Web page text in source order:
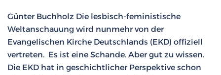
Günter Buchholz Die lesbisch-feministische
Weltanschauung wird nunmehr von der
Evangelischen Kirche Deutschlands (EKD) offiziell
vertreten. Es ist eine Schande. Aber gut zu wissen.
Die EKD hat in geschichtlicher Perspektive schon